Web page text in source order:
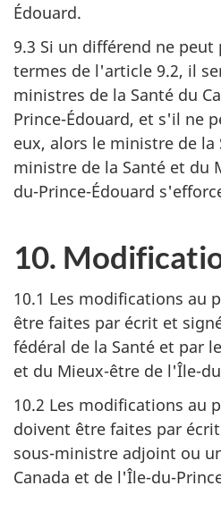
Édouard.
9.3 Si un différend ne peut
termes de l'article 9.2, il
ministres de la Santé du
Prince-Édouard, et s'il ne
eux, alors le ministre de la
ministre de la Santé et du
du-Prince-Édouard
10.
10.1 Les modifications au
être faites par écrit et
fédéral de la Santé et par
et du Mieux-être de l'Île-
10.2 Les modifications au
doivent être faites par
sous-ministre adjoint ou
Canada et de l'Île-du-